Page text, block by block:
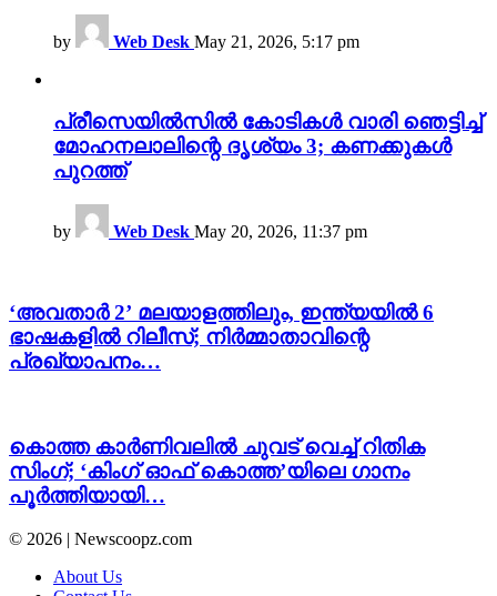
by Web Desk May 21, 2026, 5:17 pm
പ്രീസെയിൽസിൽ കോടികൾ വാരി ഞെട്ടിച്ച്
മോഹനലാലിന്റെ ദൃശ്യം 3; കണക്കുകൾ
പുറത്ത്
by Web Desk May 20, 2026, 11:37 pm
‘അവതാർ 2’ മലയാളത്തിലും, ഇന്ത്യയിൽ 6
ഭാഷകളിൽ റിലീസ്; നിർമ്മാതാവിന്റെ
പ്രഖ്യാപനം…
കൊത്ത കാർണിവലിൽ ചുവട് വെച്ച് റിതിക
സിംഗ്; ‘കിംഗ്‌ ഓഫ് കൊത്ത’യിലെ ഗാനം
പൂർത്തിയായി…
© 2026 | Newscoopz.com
About Us